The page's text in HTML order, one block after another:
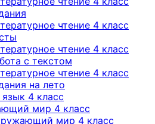
чтение 4 класс
чтение 4 класс
с текстом
чтение 4 класс
на лето
4 класс
мир 4 класс
мир 4 класс